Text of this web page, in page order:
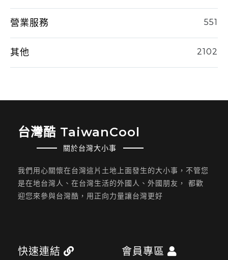
營業服務 551
其他 2102
台灣酷 TaiwanCool
關於台灣大小事
我們用心關懷在台灣這片土地上面發生的大小事，不管您
是在地台灣人、在台灣生活的外國人、外國朋友， 都歡
迎您來參與台灣酷，用正向力量讓台灣更好
快速連結 會員專區